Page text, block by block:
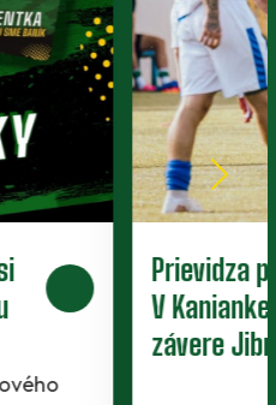
2. kola pohára.
penalty v